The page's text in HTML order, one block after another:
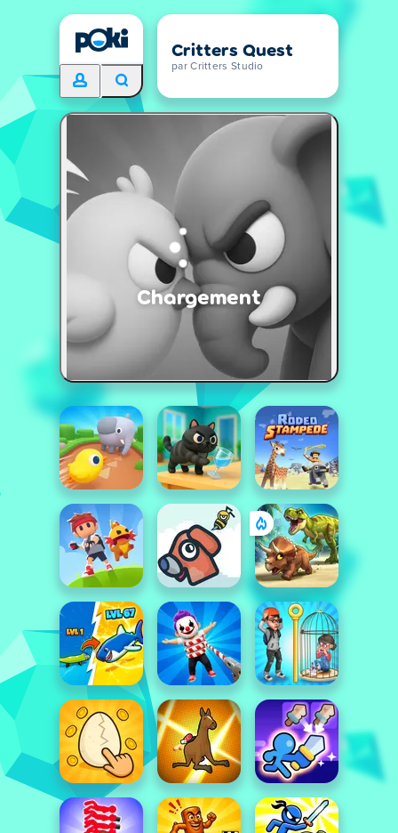
Critters Quest
par Critters Studio
Chargement